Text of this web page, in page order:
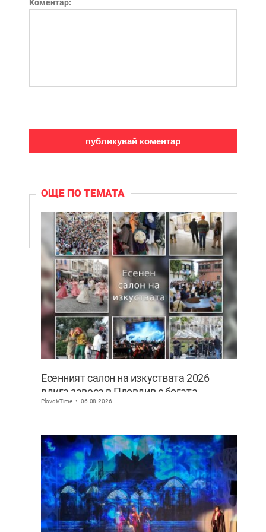
Коментар:
ОЩЕ ПО ТЕМАТА
Есенният салон на изкуствата 2026
вдига завеса в Пловдив с богата
културна програма
PlovdivTime 06.08.2026